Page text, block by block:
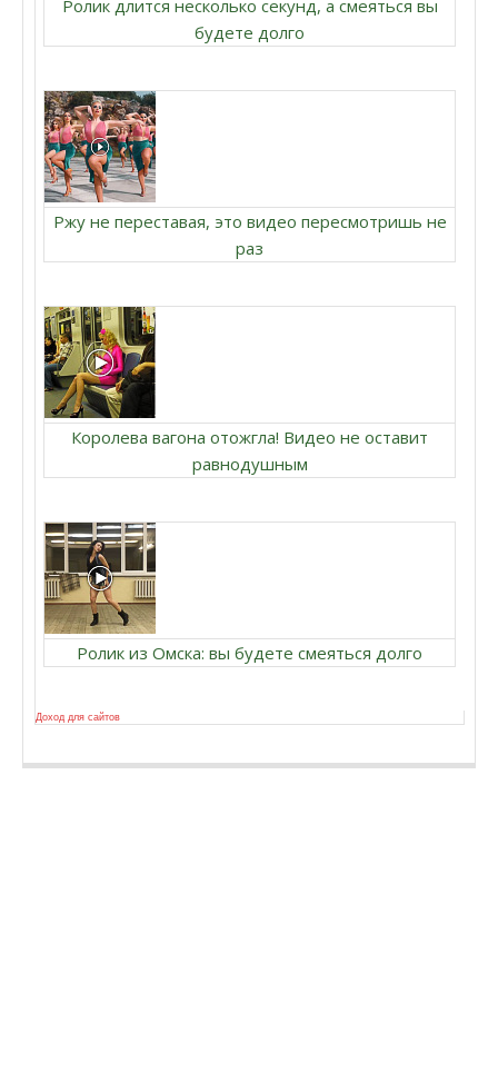
Ролик длится несколько секунд, а смеяться вы
будете долго
Ржу не переставая, это видео пересмотришь не
раз
Королева вагона отожгла! Видео не оставит
равнодушным
Ролик из Омска: вы будете смеяться долго
Доход для сайтов